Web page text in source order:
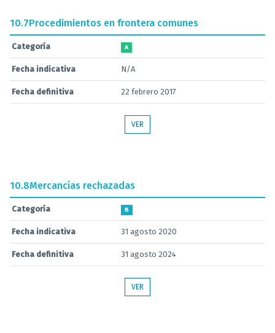
10.7Procedimientos en frontera comunes
Categoría A
Fecha indicativa N/A
Fecha definitiva 22 febrero 2017
VER
10.8Mercancías rechazadas
Categoría B
Fecha indicativa 31 agosto 2020
Fecha definitiva 31 agosto 2024
VER